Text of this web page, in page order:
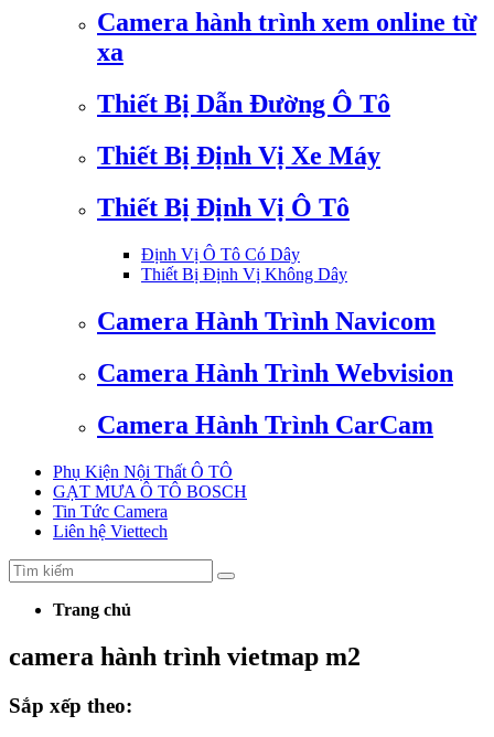
Camera hành trình xem online từ
xa
Thiết Bị Dẫn Đường Ô Tô
Thiết Bị Định Vị Xe Máy
Thiết Bị Định Vị Ô Tô
Định Vị Ô Tô Có Dây
Thiết Bị Định Vị Không Dây
Camera Hành Trình Navicom
Camera Hành Trình Webvision
Camera Hành Trình CarCam
Phụ Kiện Nội Thất Ô TÔ
GẠT MƯA Ô TÔ BOSCH
Tin Tức Camera
Liên hệ Viettech
Trang chủ
camera hành trình vietmap m2
Sắp xếp theo: